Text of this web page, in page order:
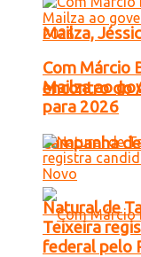
Mailza,
encontro do
campanha
Com Márcio
Mailza ao
para 2026
Natural de
Teixeira
federal pelo